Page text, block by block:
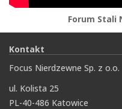
Forum Stali
Kontakt
Focus Nierdzewne Sp. z o.o.
ul. Kolista 25
PL-40-486 Katowice